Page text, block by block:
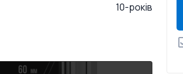
10-років